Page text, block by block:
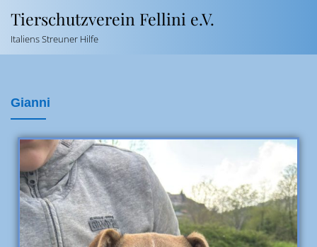
Tierschutzverein Fellini e.V.
Italiens Streuner Hilfe
Gianni